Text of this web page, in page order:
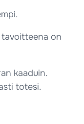
tavoitteena on
kaaduin.
totesi.